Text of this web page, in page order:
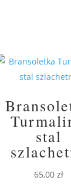
stal
65,00 zł